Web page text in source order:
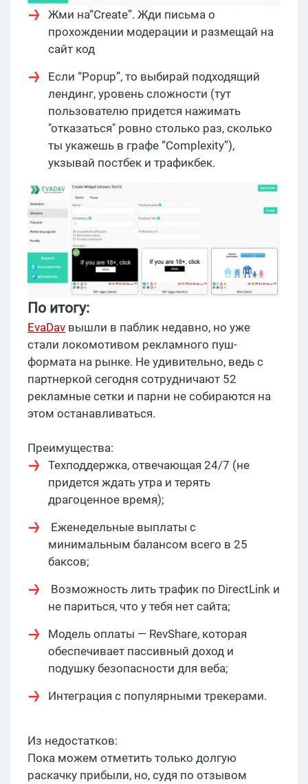
Жми на“Create”. Жди письма о
прохождении модерации и размещай на
сайт код
Если “Popup”, то выбирай подходящий
лендинг, уровень сложности (тут
пользователю придется нажимать
"отказаться" ровно столько раз, сколько
ты укажешь в графе “Complexity”),
укзывай постбек и трафикбек.
По итогу:
EvaDav вышли в паблик недавно, но уже
стали локомотивом рекламного пуш-
формата на рынке. Не удивительно, ведь с
партнеркой сегодня сотрудничают 52
рекламные сетки и парни не собираются на
этом останавливаться.
Преимущества:
Техподдержка, отвечающая 24/7 (не
придется ждать утра и терять
драгоценное время);
Еженедельные выплаты с
минимальным балансом всего в 25
баксов;
Возможность лить трафик по DirectLink и
не париться, что у тебя нет сайта;
Модель оплаты — RevShare, которая
обеспечивает пассивный доход и
подушку безопасности для веба;
Интеграция с популярными трекерами.
Из недостатков:
Пока можем отметить только долгую
раскачку прибыли, но, судя по отзывом